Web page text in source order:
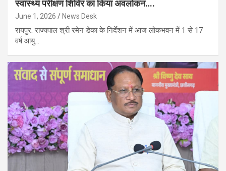
स्वास्थ्य परीक्षण शिविर का किया अवलोकन….
June 1, 2026 News Desk
रायपुर: राज्यपाल श्री रमेन डेका के निर्देशन में आज लोकभवन में 1 से 17
वर्ष आयु…